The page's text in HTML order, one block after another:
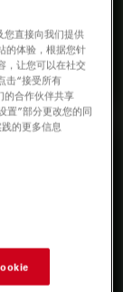
, Ph.D.
能
您直接向我们提供
的体验，根据您针
，让您可以在社交
击“接受所有
的合作伙伴共享
置”部分更改您的同
的更多信息